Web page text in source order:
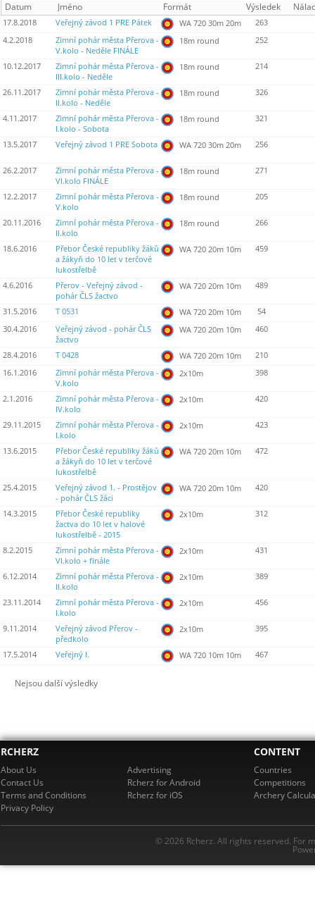
Datum Jméno Formát Výsledek
17.8.2018 Veřejný závod 1 PRE Pátek WA 720 30m 20m
263
4.2.2018
Zimní pohár města Přerova -
V.kolo - Neděle FINÁLE
18m round 252
10.12.2017
Zimní pohár města Přerova -
III.kolo - Neděle
18m round 214
26.11.2017
Zimní pohár města Přerova -
II.kolo - Neděle
18m round 326
4.11.2017
Zimní pohár města Přerova -
I.kolo - Sobota
18m round 321
13.5.2017 Veřejný závod 1 PRE Sobota WA 720 30m 20m 256
26.2.2017
Zimní pohár města Přerova -
VI.kolo FINÁLE
18m round 271
12.2.2017
Zimní pohár města Přerova -
V.kolo
18m round 205
20.11.2016
Zimní pohár města Přerova -
II.kolo
18m round 266
18.6.2016
Přebor České republiky žáků
a žákyň do 10 let v terčové
lukostřelbě
WA 720 20m 10m 459
4.6.2016
Přerov - Veřejný závod -
pohár ČLS žactvo
WA 720 20m 10m 489
31.5.2016 T 0531 WA 720 20m 10m
54
30.4.2016
Veřejný závod - pohár ČLS
žactvo
WA 720 20m 10m 460
28.4.2016 T 0428 WA 720 20m 10m
210
16.1.2016
Zimní pohár města Přerova -
V.kolo
2x10m 398
2.1.2016
Zimní pohár města Přerova -
IV.kolo
2x10m 420
29.11.2015
Zimní pohár města Přerova -
I.kolo
2x10m 423
13.6.2015
Přebor České republiky žáků
a žákyň do 10 let v terčové
lukostřelbě
WA 720 20m 10m 472
25.4.2015
Veřejný závod 1. - Prostějov
- pohár ČLS žáci
WA 720 20m 10m 420
14.3.2015
Přebor České republiky
žactva do 10 let v halové
lukostřelbě - 2015
2x10m 312
8.2.2015
Zimní pohár města Přerova -
VI.kolo + finále
2x10m 431
6.12.2014
Zimní pohár města Přerova -
II.kolo
2x10m 389
23.11.2014
Zimní pohár města Přerova -
I.kolo
2x10m 456
9.11.2014
Veřejný závod Přerov -
předkolo
2x10m 395
17.5.2014 Veřejný I. WA 720 10m 10m 467
Nejsou další výsledky
RCHERZ
About Us
Contact Us
Terms and Conditions
Privacy Policy
Advertising
Rcherz for Android
Rcherz for iOS
CONTENT
Countries
Competitions
Archery
© 2026 Rcherz. All rights reserved. For